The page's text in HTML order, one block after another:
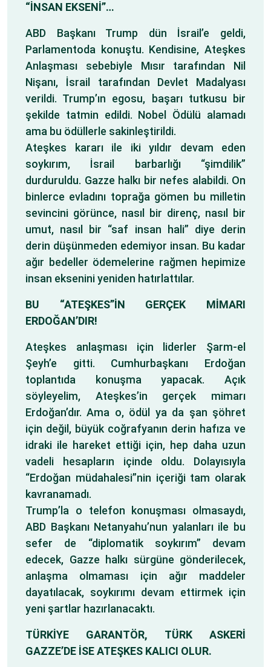
“İNSAN EKSENİ”…
ABD Başkanı Trump dün İsrail’e geldi,
Parlamentoda konuştu. Kendisine, Ateşkes
Anlaşması sebebiyle Mısır tarafından Nil
Nişanı, İsrail tarafından Devlet Madalyası
verildi. Trump’ın egosu, başarı tutkusu bir
şekilde tatmin edildi. Nobel Ödülü alamadı
ama bu ödüllerle sakinleştirildi.
Ateşkes kararı ile iki yıldır devam eden
soykırım, İsrail barbarlığı “şimdilik”
durduruldu. Gazze halkı bir nefes alabildi. On
binlerce evladını toprağa gömen bu milletin
sevincini görünce, nasıl bir direnç, nasıl bir
umut, nasıl bir “saf insan hali” diye derin
derin düşünmeden edemiyor insan. Bu kadar
ağır bedeller ödemelerine rağmen hepimize
insan eksenini yeniden hatırlattılar.
BU “ATEŞKES”İN GERÇEK MİMARI
ERDOĞAN’DIR!
Ateşkes anlaşması için liderler Şarm-el
Şeyh’e gitti. Cumhurbaşkanı Erdoğan
toplantıda konuşma yapacak. Açık
söyleyelim, Ateşkes’in gerçek mimarı
Erdoğan’dır. Ama o, ödül ya da şan şöhret
için değil, büyük coğrafyanın derin hafıza ve
idraki ile hareket ettiği için, hep daha uzun
vadeli hesapların içinde oldu. Dolayısıyla
“Erdoğan müdahalesi”nin içeriği tam olarak
kavranamadı.
Trump’la o telefon konuşması olmasaydı,
ABD Başkanı Netanyahu’nun yalanları ile bu
sefer de “diplomatik soykırım” devam
edecek, Gazze halkı sürgüne gönderilecek,
anlaşma olmaması için ağır maddeler
dayatılacak, soykırımı devam ettirmek için
yeni şartlar hazırlanacaktı.
TÜRKİYE GARANTÖR, TÜRK ASKERİ
GAZZE’DE İSE ATEŞKES KALICI OLUR.